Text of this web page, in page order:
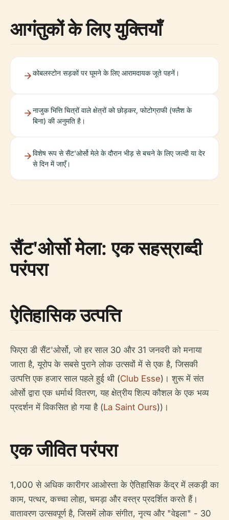
आगंतुकों के लिए युक्तियाँ
कोबलस्टोन सड़कों पर घूमने के लिए आरामदायक जूते पहनें।
नाजुक भित्ति चित्रों वाले क्षेत्रों को छोड़कर, फोटोग्राफी (फ्लैश के
बिना) की अनुमति है।
विशेष रूप से सैंट'ओर्सो मेले के दौरान भीड़ से बचने के लिए जल्दी या देर
से दिन में जाएँ।
सैंट'ओर्सो मेला: एक सहस्राब्दी
परंपरा
ऐतिहासिक उत्पत्ति
फिएरा डी सैंट'ओर्सो, जो हर साल 30 और 31 जनवरी को मनाया
जाता है, यूरोप के सबसे पुराने लोक उत्सवों में से एक है, जिसकी
उत्पत्ति एक हजार साल पहले हुई थी (Club Esse)। शुरू में संत
ओर्सो द्वारा एक धर्मार्थ वितरण, यह क्षेत्रीय शिल्प कौशल के एक भव्य
प्रदर्शन में विकसित हो गया है (La Saint Ours))।
एक जीवित परंपरा
1,000 से अधिक कारीगर आओस्ता के ऐतिहासिक केंद्र में लकड़ी का
काम, पत्थर, कच्चा लोहा, चमड़ा और वस्त्र प्रदर्शित करते हैं।
वातावरण उत्सवपूर्ण है, जिसमें लोक संगीत, नृत्य और "वेइला" - 30